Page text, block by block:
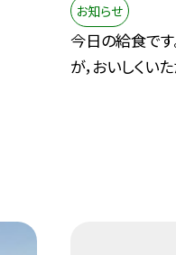
お知らせ
今日の給食です
が，おいしくい